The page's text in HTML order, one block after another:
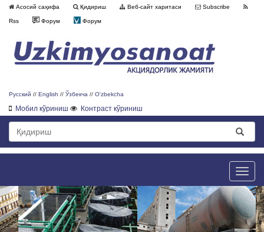
Асосий саҳифа Қидириш Веб-сайт харитаси Subscribe
Rss Форум Форум
Русский // English // Ўзбекча // O'zbekcha
Мобил кўриниш Контраст кўриниш
Toggle